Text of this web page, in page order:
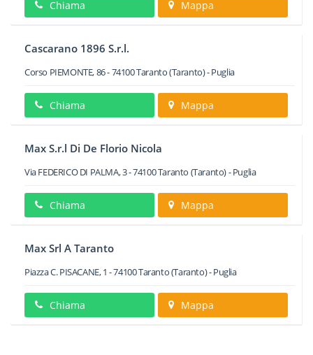
Chiama Mappa
Cascarano 1896 S.r.l.
Corso PIEMONTE, 86-74100Taranto(Taranto) -Puglia
Chiama Mappa
Max S.r.l Di De Florio Nicola
Via FEDERICO DI PALMA, 3-74100Taranto (Taranto) -Puglia
Chiama Mappa
Max Srl A Taranto
Piazza C. PISACANE, 1 -74100Taranto(Taranto) -Puglia
Chiama Mappa